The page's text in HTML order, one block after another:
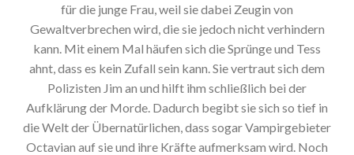
für die junge Frau, weil sie dabei Zeugin von
Gewaltverbrechen wird, die sie jedoch nicht verhindern
kann. Mit einem Mal häufen sich die Sprünge und Tess
ahnt, dass es kein Zufall sein kann. Sie vertraut sich dem
Polizisten Jim an und hilft ihm schließlich bei der
Aufklärung der Morde. Dadurch begibt sie sich so tief in
die Welt der Übernatürlichen, dass sogar Vampirgebieter
Octavian auf sie und ihre Kräfte aufmerksam wird. Noch